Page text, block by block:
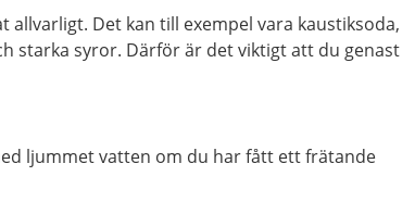
allvarligt. Det kan till exempel vara kaustiksoda,
starka syror. Därför är det viktigt att du genast
ljummet vatten om du har fått ett frätande